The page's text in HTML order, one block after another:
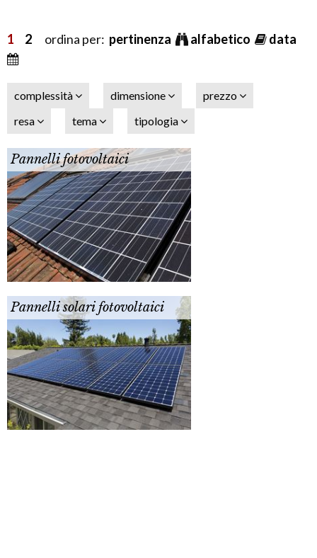
1 2 ordina per: pertinenza alfabetico data
complessità dimensione
prezzo
resa
tema tipologia
Pannelli fotovoltaici
Pannelli solari fotovoltaici